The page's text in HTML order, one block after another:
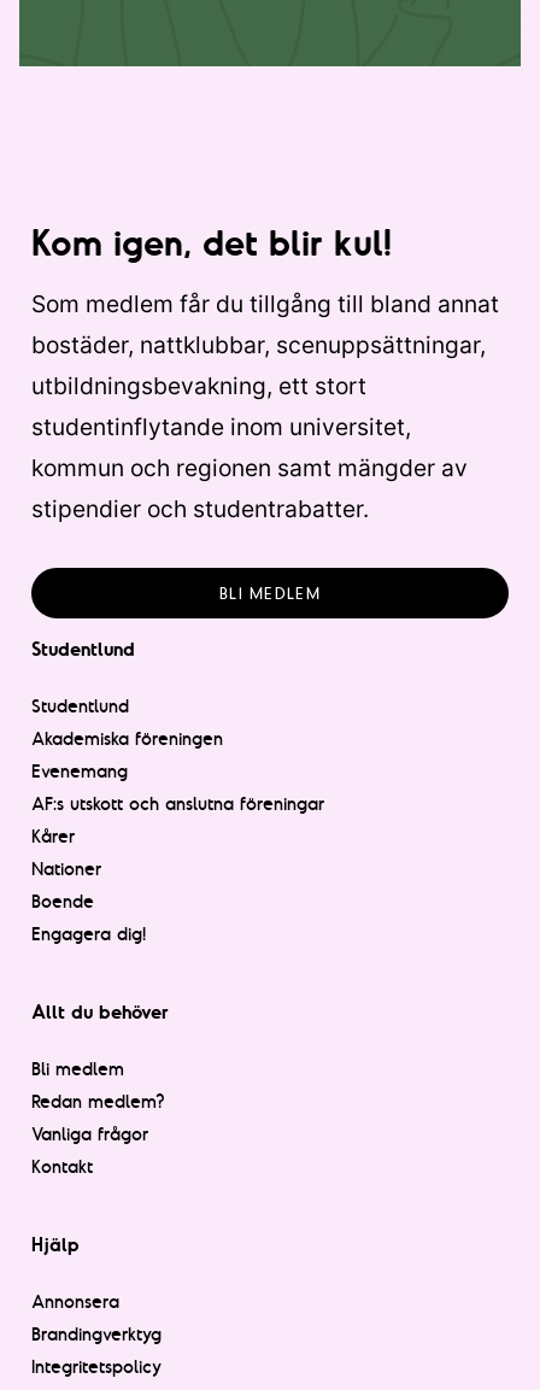
Kom igen, det blir kul!
Som medlem får du tillgång till bland annat
bostäder, nattklubbar, scenuppsättningar,
utbildningsbevakning, ett stort
studentinflytande inom universitet,
kommun och regionen samt mängder av
stipendier och studentrabatter.
BLI MEDLEM
Studentlund
Studentlund
Akademiska föreningen
Evenemang
AF:s utskott och anslutna föreningar
Kårer
Nationer
Boende
Engagera dig!
Allt du behöver
Bli medlem
Redan medlem?
Vanliga frågor
Kontakt
Hjälp
Annonsera
Brandingverktyg
Integritetspolicy